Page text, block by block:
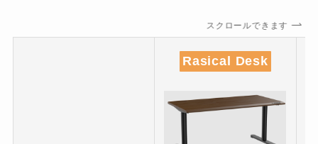
スクロールできます
Rasical Desk